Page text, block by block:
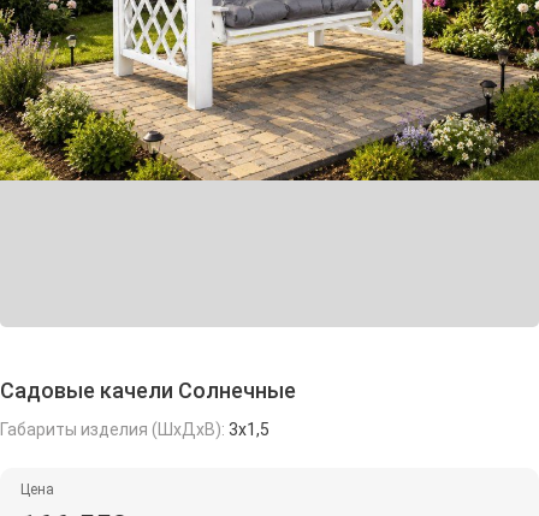
Садовые качели Солнечные
Габариты изделия (ШхДхВ): 3х1,5
Цена